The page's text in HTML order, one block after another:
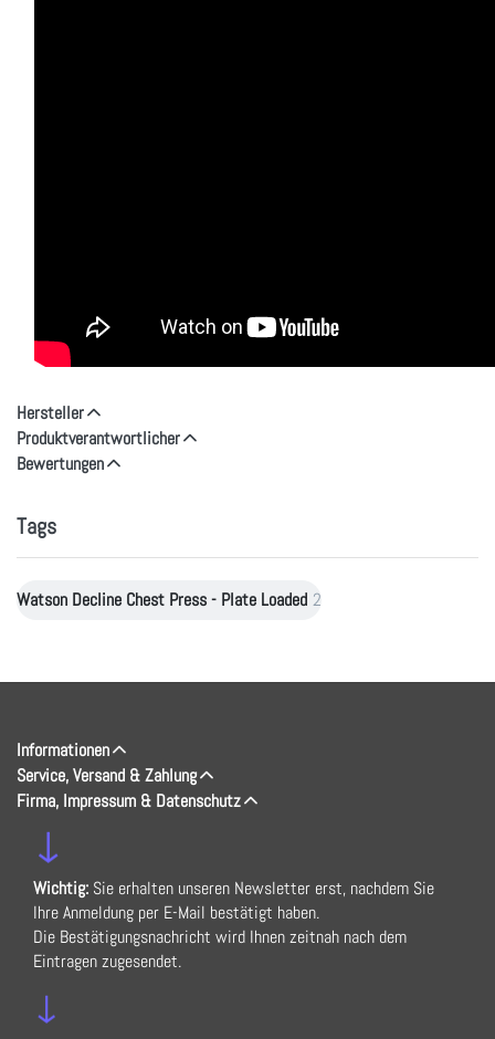
Hersteller
Produktverantwortlicher
Bewertungen
Tags
Watson Decline Chest Press - Plate Loaded 2
Informationen
Service, Versand & Zahlung
Firma, Impressum & Datenschutz
↓
Wichtig: Sie erhalten unseren Newsletter erst, nachdem Sie
Ihre Anmeldung per E-Mail bestätigt haben.
Die Bestätigungsnachricht wird Ihnen zeitnah nach dem
Eintragen zugesendet.
↓